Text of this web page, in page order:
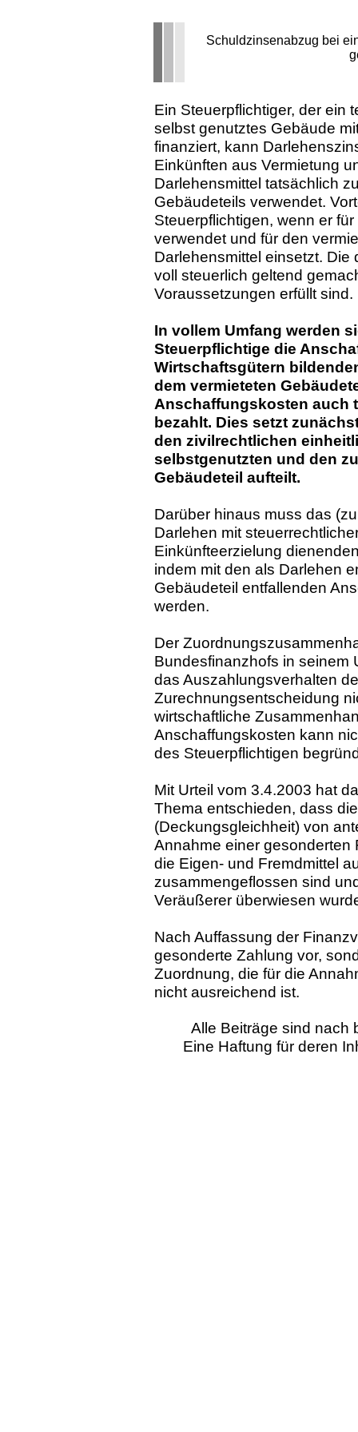
Schuldzinsenabzug bei
Ein Steuerpflichtiger, der ein
selbst genutztes Gebäude
finanziert, kann
Einkünften aus Vermietung
Darlehensmittel tatsächlich
Gebäudeteils verwendet.
Steuerpflichtigen, wenn er
verwendet und für den
Darlehensmittel einsetzt.
voll steuerlich geltend
Voraussetzungen erfüllt sind.
In vollem Umfang werden
Steuerpflichtige die
Wirtschaftsgütern
dem vermieteten
Anschaffungskosten auch
bezahlt. Dies setzt
den zivilrechtlichen
selbstgenutzten und den
Gebäudeteil aufteilt.
Darüber hinaus muss das
Darlehen mit
Einkünfteerzielung
indem mit den als Darlehen
Gebäudeteil entfallenden
werden.
Der
Bundesfinanzhofs in seinem
das Auszahlungsverhalten
Zurechnungsentscheidung
wirtschaftliche
Anschaffungskosten kann
des Steuerpflichtigen
Mit Urteil vom 3.4.2003 hat
Thema entschieden, dass
(Deckungsgleichheit) von
Annahme einer gesonderten
die Eigen- und Fremdmittel
zusammengeflossen sind
Veräußerer überwiesen
Nach Auffassung der
gesonderte Zahlung vor,
Zuordnung, die für die
nicht ausreichend ist.
Alle Beiträge sind nach
Eine Haftung für deren